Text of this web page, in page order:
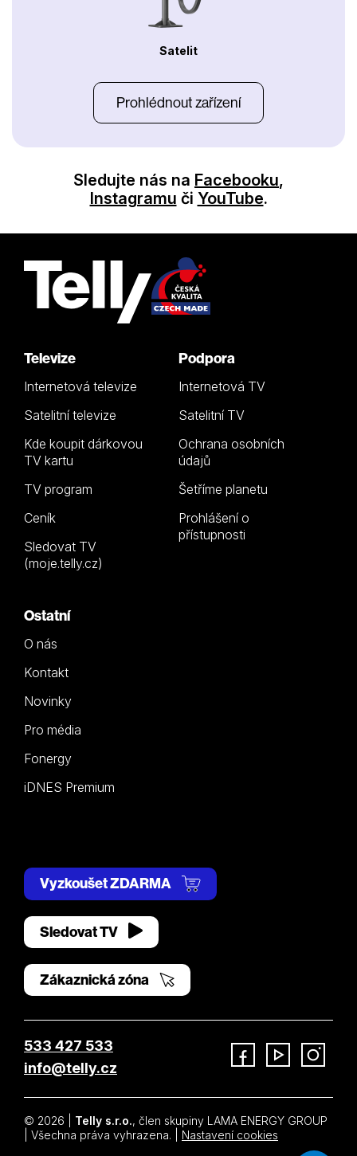
Satelit
Prohlédnout zařízení
Sledujte nás na Facebooku,
Instagramu či YouTube.
Televize
Internetová televize
Satelitní televize
Kde koupit dárkovou
TV kartu
TV program
Ceník
Sledovat TV
(moje.telly.cz)
Podpora
Internetová TV
Satelitní TV
Ochrana osobních
údajů
Šetříme planetu
Prohlášení o
přístupnosti
Ostatní
O nás
Kontakt
Novinky
Pro média
Fonergy
iDNES Premium
Vyzkoušet ZDARMA
Sledovat TV
Zákaznická zóna
533 427 533
info@telly.cz
© 2026 | Telly s.r.o., člen skupiny LAMA ENERGY GROUP
| Všechna práva vyhrazena. | Nastavení cookies